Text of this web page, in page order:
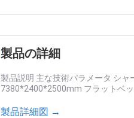
製品の詳細
製品説明 主な技術パラメータ シャ
7380*2400*2500mm フラットベッ
製品詳細図 →